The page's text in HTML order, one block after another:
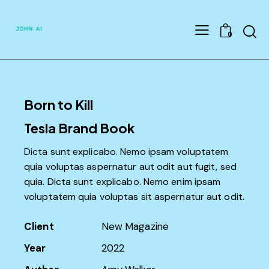
0
Born to Kill
Tesla Brand Book
Dicta sunt explicabo. Nemo ipsam voluptatem
quia voluptas aspernatur aut odit aut fugit, sed
quia. Dicta sunt explicabo. Nemo enim ipsam
voluptatem quia voluptas sit aspernatur aut odit.
Client
New Magazine
Year
2022